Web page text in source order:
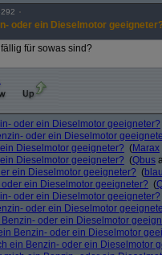
oder ein Dieselmotor
für sowas sind?
oder ein Dieselmotor geeigneter?
oder ein Dieselmotor
Dieselmotor geeigneter? (Marax
Dieselmotor geeigneter? (Qbus
ein Dieselmotor geeigneter? (
ein Dieselmotor geeigneter? (
oder ein Dieselmotor geeigneter?
oder ein Dieselmotor
Benzin- oder ein Dieselmotor
Benzin- oder ein Dieselmotor
ein Benzin- oder ein Dieselmotor